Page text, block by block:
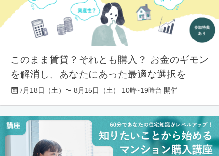
このまま賃貸？それとも購入？ お金のギモン
を解消し、あなたにあった最適な選択を
7月18日（土）〜 8月15日（土） 10時~19時台 開催